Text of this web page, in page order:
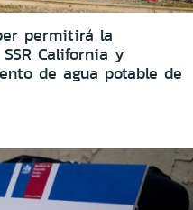
permitirá la
California y
de agua potable de